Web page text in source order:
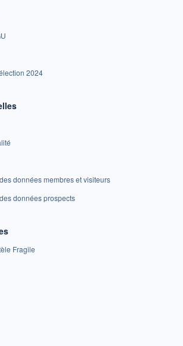
2024
données membres et visiteurs
données prospects
Fragile